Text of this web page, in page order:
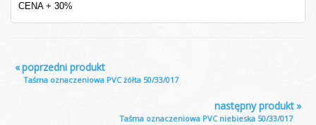
CENA + 30%
«poprzedni produkt
Taśma oznaczeniowa PVC żółta 50/33/017
»
następny produkt
Taśma oznaczeniowa PVC niebieska 50/33/017